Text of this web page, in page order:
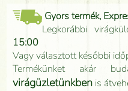
Gyors termék,
Legkorábbi
15:00
Vagy választott későbbi
Termékünket akár
virágüzletünkben is